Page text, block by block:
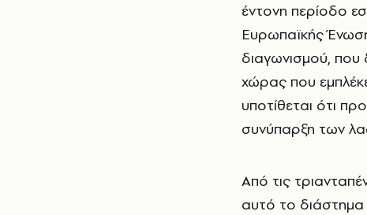
έντονη περίοδο
Ευρωπαϊκής
διαγωνισμού, που
χώρας που
υποτίθεται ότι
συνύπαρξη των
Από τις τ
αυτό το διάστημα